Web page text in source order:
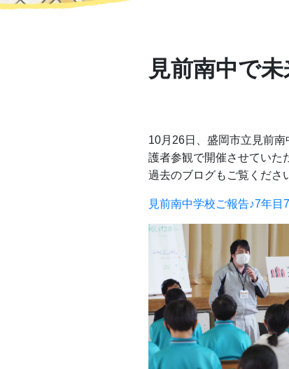
見前南中で
10月26日、盛岡市立見前
護者参観で開催させていた
過去のブログもご覧くださ
見前南中学校ご報告♪7年